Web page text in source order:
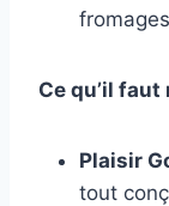
Ce qu’il faut
Plaisir
tout